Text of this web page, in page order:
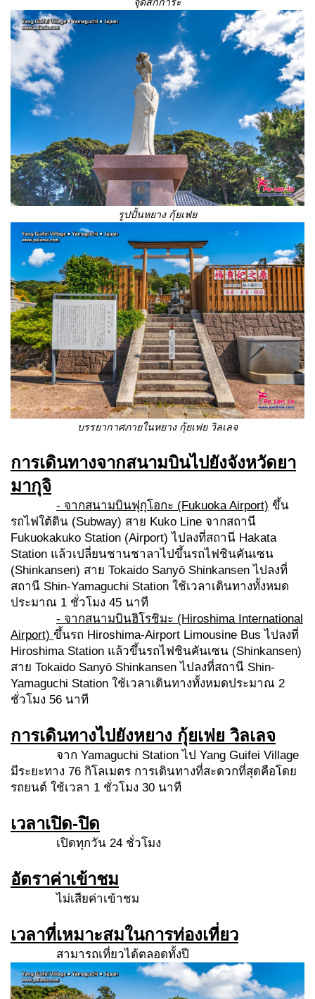
จุดสักการะ
รูปปั้นหยาง กุ้ยเฟย
บรรยากาศภายในหยาง กุ้ยเฟย วิลเลจ
การเดินทางจากสนามบินไปยังจังหวัดยา
มากุจิ
- จากสนามบินฟุกุโอกะ (Fukuoka Airport) ขึ้น
รถไฟใต้ดิน (Subway) สาย Kuko Line จากสถานี
Fukuokakuko Station (Airport) ไปลงที่สถานี Hakata
Station แล้วเปลี่ยนชานชาลาไปขึ้นรถไฟชินคันเซน
(Shinkansen) สาย Tokaido Sanyō Shinkansen ไปลงที่
สถานี Shin-Yamaguchi Station ใช้เวลาเดินทางทั้งหมด
ประมาณ 1 ชั่วโมง 45 นาที
- จากสนามบินฮิโรชิมะ (Hiroshima International
Airport) ขึ้นรถ Hiroshima-Airport Limousine Bus ไปลงที่
Hiroshima Station แล้วขึ้นรถไฟชินคันเซน (Shinkansen)
สาย Tokaido Sanyō Shinkansen ไปลงที่สถานี Shin-
Yamaguchi Station ใช้เวลาเดินทางทั้งหมดประมาณ 2
ชั่วโมง 56 นาที
การเดินทางไปยังหยาง กุ้ยเฟย วิลเลจ
จาก Yamaguchi Station ไป Yang Guifei Village
มีระยะทาง 76 กิโลเมตร การเดินทางที่สะดวกที่สุดคือโดย
รถยนต์ ใช้เวลา 1 ชั่วโมง 30 นาที
เวลาเปิด-ปิด
เปิดทุกวัน 24 ชั่วโมง
อัตราค่าเข้าชม
ไม่เสียค่าเข้าชม
เวลาที่เหมาะสมในการท่องเที่ยว
สามารถเที่ยวได้ตลอดทั้งปี